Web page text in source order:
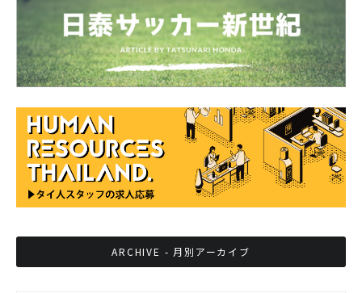
ARCHIVE - 月別アーカイブ